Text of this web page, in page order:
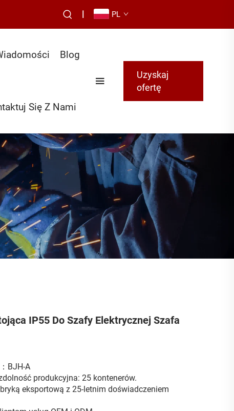
| PL
Blog
Się Z Nami
Uzyskaj
ofertę
IP55 Do Szafy Elektrycznej Szafa
BJH-A
produkcyjna: 25 kontenerów.
eksportową z 25-letnim doświadczeniem